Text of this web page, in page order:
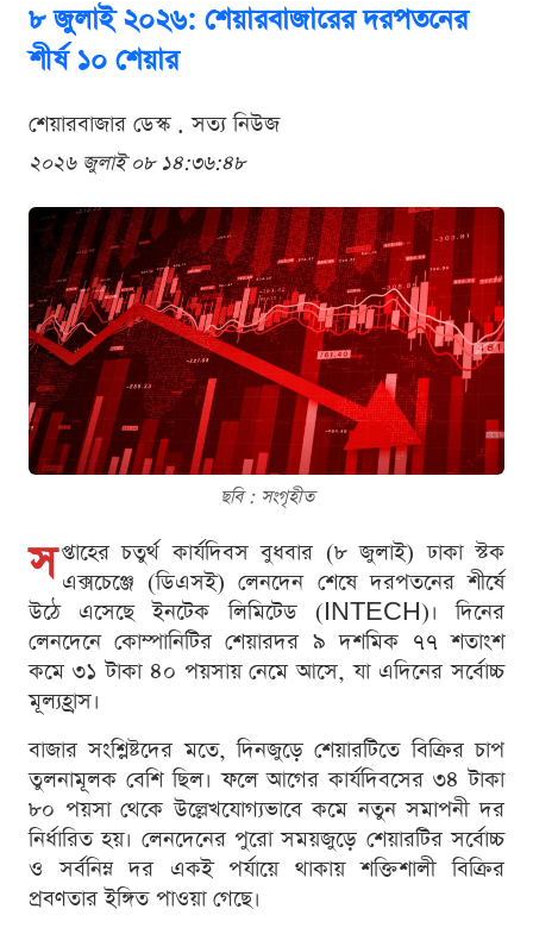
৮ জুলাই ২০২৬: শেয়ারবাজারের দরপতনের
শীর্ষ ১০ শেয়ার
শেয়ারবাজার ডেস্ক . সত্য নিউজ
২০২৬ জুলাই ০৮ ১৪:৩৬:৪৮
ছবি : সংগৃহীত
স প্তাহের চতুর্থ কার্যদিবস বুধবার (৮ জুলাই) ঢাকা স্টক
এক্সচেঞ্জে (ডিএসই) লেনদেন শেষে দরপতনের শীর্ষে
উঠে এসেছে ইনটেক লিমিটেড (INTECH)। দিনের
লেনদেনে কোম্পানিটির শেয়ারদর ৯ দশমিক ৭৭ শতাংশ
কমে ৩১ টাকা ৪০ পয়সায় নেমে আসে, যা এদিনের সর্বোচ্চ
মূল্যহ্রাস।
বাজার সংশ্লিষ্টদের মতে, দিনজুড়ে শেয়ারটিতে বিক্রির চাপ
তুলনামূলক বেশি ছিল। ফলে আগের কার্যদিবসের ৩৪ টাকা
৮০ পয়সা থেকে উল্লেখযোগ্যভাবে কমে নতুন সমাপনী দর
নির্ধারিত হয়। লেনদেনের পুরো সময়জুড়ে শেয়ারটির সর্বোচ্চ
ও সর্বনিম্ন দর একই পর্যায়ে থাকায় শক্তিশালী বিক্রির
প্রবণতার ইঙ্গিত পাওয়া গেছে।